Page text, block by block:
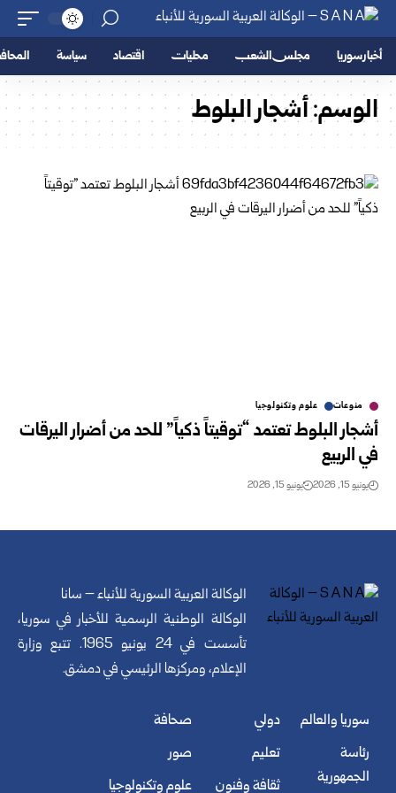
أخبار سوريا مجلس الشعب محليات اقتصاد سياسة
الوسم:أشجار البلوط
منوعات علوم وتكنولوجيا
أشجار البلوط تعتمد “توقيتاً ذكياً” للحد من أضرار اليرقات
في الربيع
يونيو 15, 2026 يونيو 15, 2026
الوكالة العربية السورية للأنباء – سانا
الوكالة الوطنية الرسمية للأخبار في سوريا،
تأسست في 24 يونيو 1965. تتبع وزارة
الإعلام، ومركزها الرئيسي في دمشق.
سوريا والعالم
رئاسة
الجمهورية
دولي
تعليم
ثقافة وفنون
صحافة
صور
علوم وتكنولوجيا